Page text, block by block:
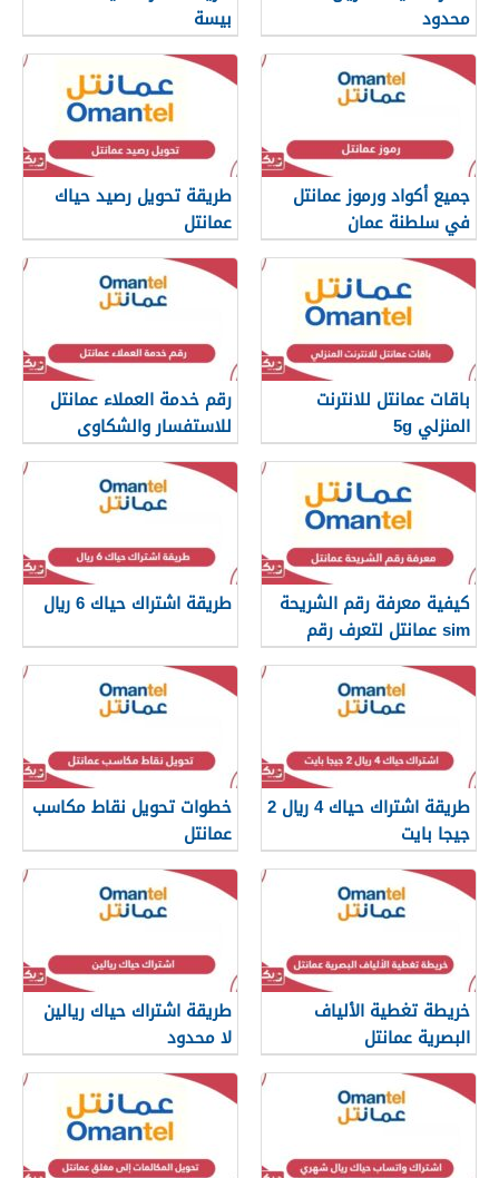
محدود
بيسة
جميع أكواد ورموز عمانتل
في سلطنة عمان
طريقة تحويل رصيد حياك
عمانتل
باقات عمانتل للانترنت
المنزلي 5g
رقم خدمة العملاء عمانتل
للاستفسار والشكاوى
كيفية معرفة رقم الشريحة
sim عمانتل لتعرف رقم
هاتفك
طريقة اشتراك حياك 6 ريال
طريقة اشتراك حياك 4 ريال 2
جيجا بايت
خطوات تحويل نقاط مكاسب
عمانتل
خريطة تغطية الألياف
البصرية عمانتل
طريقة اشتراك حياك ريالين
لا محدود